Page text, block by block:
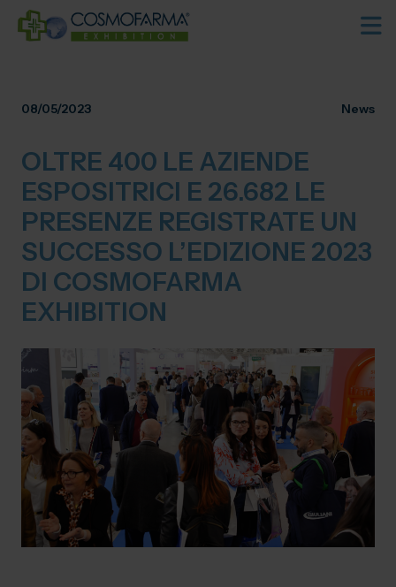
08/05/2023 News
OLTRE 400 LE AZIENDE
ESPOSITRICI E 26.682 LE
PRESENZE REGISTRATE UN
SUCCESSO L’EDIZIONE 2023
DI COSMOFARMA
EXHIBITION